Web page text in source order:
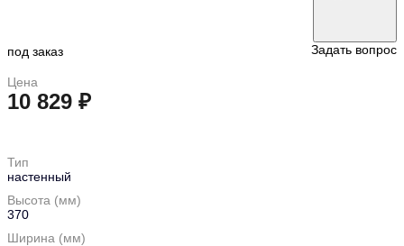
под заказ Задать вопрос
Цена
10 829 ₽
Тип
настенный
Высота (мм)
370
Ширина (мм)